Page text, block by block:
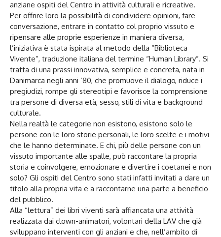
anziane ospiti del Centro in attività culturali e ricreative.
Per offrire loro la possibilità di condividere opinioni, fare
conversazione, entrare in contatto col proprio vissuto e
ripensare alle proprie esperienze in maniera diversa,
l’iniziativa è stata ispirata al metodo della “Biblioteca
Vivente”, traduzione italiana del termine “Human Library”. Si
tratta di una prassi innovativa, semplice e concreta, nata in
Danimarca negli anni ‘80, che promuove il dialogo, riduce i
pregiudizi, rompe gli stereotipi e favorisce la comprensione
tra persone di diversa età, sesso, stili di vita e background
culturale.
Nella realtà le categorie non esistono, esistono solo le
persone con le loro storie personali, le loro scelte e i motivi
che le hanno determinate. E chi, più delle persone con un
vissuto importante alle spalle, può raccontare la propria
storia e coinvolgere, emozionare e divertire i coetanei e non
solo? Gli ospiti del Centro sono stati infatti invitati a dare un
titolo alla propria vita e a raccontarne una parte a beneficio
del pubblico.
Alla “lettura” dei libri viventi sarà affiancata una attività
realizzata dai clown-animatori, volontari della LAV che già
sviluppano interventi con gli anziani e che, nell’ambito di